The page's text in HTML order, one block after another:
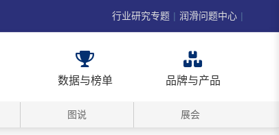
行业研究专题 | 润滑问题中心 |
数据与榜单 品牌与产品
图说 展会